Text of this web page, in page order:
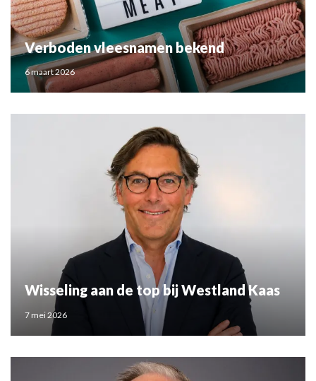
Verboden vleesnamen bekend
6 maart 2026
Wisseling aan de top bij Westland Kaas
7 mei 2026